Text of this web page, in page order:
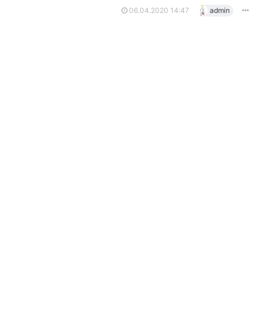
06.04.2020 14:47 admin